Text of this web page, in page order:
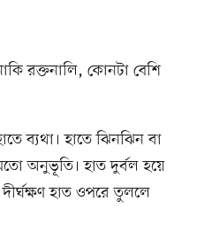
রক্তনালি, কোনটা বেশি
ব্যথা। হাতে ঝিনঝিন বা
অনুভূতি। হাত দুর্বল হয়ে
হাত ওপরে তুললে